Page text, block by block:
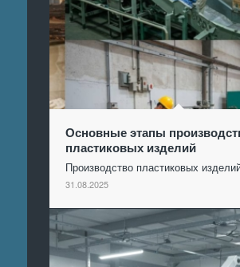
Основные этапы
пластиковых изделий
Производство пластиковых
31.08.2025